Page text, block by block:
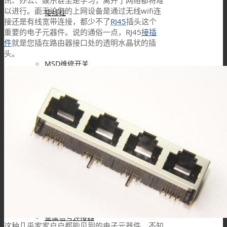
接线柱
MSD维修开关
Mini MSD连接器
金属信号连接器
以进行。而无论您的上网设备是通过无线wifi连
接还是有线宽带连接，都少不了RJ45插头这个
重要的电子元器件。说的通俗一点，RJ45接插
件就是您插在路由器接口处的透明水晶状的插
头。